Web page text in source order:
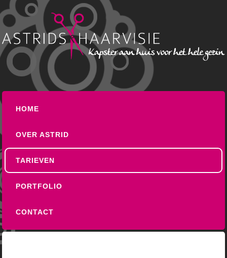
HOME
OVER ASTRID
TARIEVEN
PORTFOLIO
CONTACT